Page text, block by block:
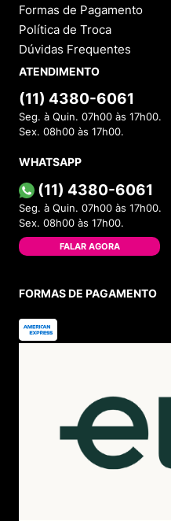
Formas de Pagamento
Política de Troca
Dúvidas Frequentes
ATENDIMENTO
(11) 4380-6061
Seg. à Quin. 07h00 às 17h00.
Sex. 08h00 às 17h00.
WHATSAPP
(11) 4380-6061
Seg. à Quin. 07h00 às 17h00.
Sex. 08h00 às 17h00.
FALAR AGORA
FORMAS DE PAGAMENTO